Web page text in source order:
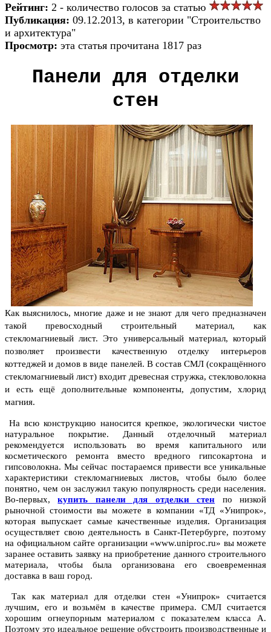
Рейтинг: 2 - количество голосов за статью
Публикация: 09.12.2013, в категории "Строительство
и архитектура"
Просмотр: эта статья прочитана 1817 раз
Панели для отделки
стен
Как выяснилось, многие даже и не знают для чего предназначен
такой превосходный строительный материал, как
стекломагниевый лист. Это универсальный материал, который
позволяет произвести качественную отделку интерьеров
коттеджей и домов в виде панелей. В состав СМЛ (сокращённого
стекломагниевый лист) входит древесная стружка, стекловолокна
и есть ещё дополнительные компоненты, допустим, хлорид
магния.
На всю конструкцию наносится крепкое, экологически чистое
натуральное покрытие. Данный отделочный материал
рекомендуется использовать во время капитального или
косметического ремонта вместо вредного гипсокартона и
гипсоволокна. Мы сейчас постараемся привести все уникальные
характеристики стекломагниевых листов, чтобы было более
понятно, чем он заслужил такую популярность среди населения.
Во-первых,купить панели для отделки стен по низкой
рыночной стоимости вы можете в компании «ТД «Унипрок»,
которая выпускает самые качественные изделия. Организация
осуществляет свою деятельность в Санкт-Петербурге, поэтому
на официальном сайте организации «www.uniproc.ru» вы можете
заранее оставить заявку на приобретение данного строительного
материала, чтобы была организована его своевременная
доставка в ваш город.
Так как материал для отделки стен «Унипрок» считается
лучшим, его и возьмём в качестве примера. СМЛ считается
хорошим огнеупорным материалом с показателем класса А.
Поэтому это идеальное решение обустроить производственные и